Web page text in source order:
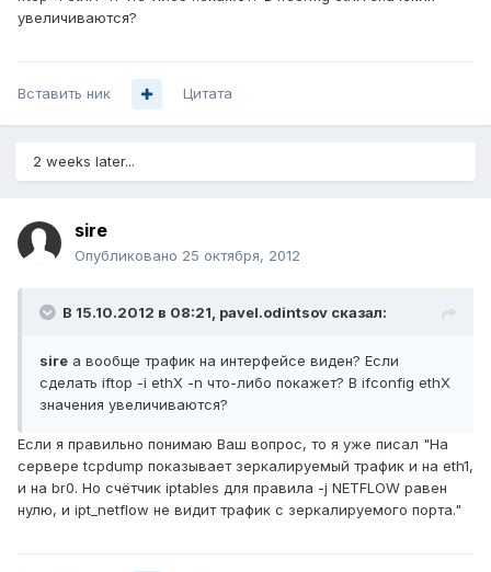
увеличиваются?
Вставить ник Цитата
2 weeks later...
sire
Опубликовано 25 октября, 2012
В 15.10.2012 в 08:21, pavel.odintsov сказал:
sire а вообще трафик на интерфейсе виден? Если
сделать iftop -i ethX -n что-либо покажет? В ifconfig ethX
значения увеличиваются?
Если я правильно понимаю Ваш вопрос, то я уже писал "На
сервере tcpdump показывает зеркалируемый трафик и на eth1,
и на br0. Но счётчик iptables для правила -j NETFLOW равен
нулю, и ipt_netflow не видит трафик с зеркалируемого порта."